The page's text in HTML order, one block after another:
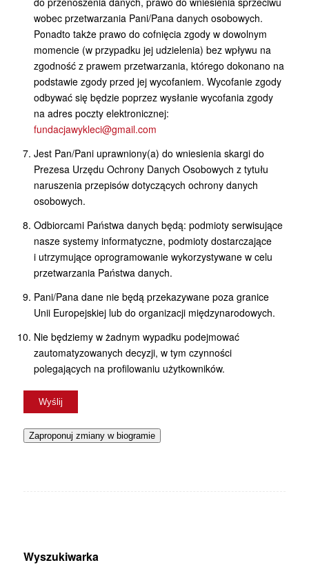
wobec przetwarzania Pani/Pana danych osobowych.
Ponadto także prawo do cofnięcia zgody w dowolnym
momencie (w przypadku jej udzielenia) bez wpływu na
zgodność z prawem przetwarzania, którego dokonano na
podstawie zgody przed jej wycofaniem. Wycofanie zgody
odbywać się będzie poprzez wysłanie wycofania zgody
na adres poczty elektronicznej:
fundacjawykleci@gmail.com
Jest Pan/Pani uprawniony(a) do wniesienia skargi do
Prezesa Urzędu Ochrony Danych Osobowych z tytułu
naruszenia przepisów dotyczących ochrony danych
osobowych.
Odbiorcami Państwa danych będą: podmioty serwisujące
nasze systemy informatyczne, podmioty dostarczające
i utrzymujące oprogramowanie wykorzystywane w celu
przetwarzania Państwa danych.
Pani/Pana dane nie będą przekazywane poza granice
Unii Europejskiej lub do organizacji międzynarodowych.
Nie będziemy w żadnym wypadku podejmować
zautomatyzowanych decyzji, w tym czynności
polegających na profilowaniu użytkowników.
Zaproponuj zmiany w biogramie
Wyszukiwarka